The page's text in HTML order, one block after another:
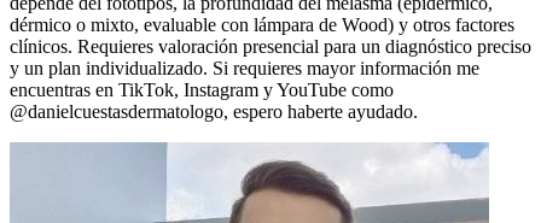
dérmico o mixto, evaluable con lámpara de Wood) y otros factores
clínicos. Requieres valoración presencial para un diagnóstico preciso
y un plan individualizado. Si requieres mayor información me
encuentras en TikTok, Instagram y YouTube como
@danielcuestasdermatologo, espero haberte ayudado.